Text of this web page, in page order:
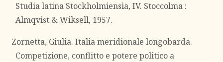
Studia latina Stockholmiensia, IV. Stoccolma :
Almqvist & Wiksell, 1957.
Zornetta, Giulia. Italia meridionale longobarda.
Competizione, conflitto e potere politico a